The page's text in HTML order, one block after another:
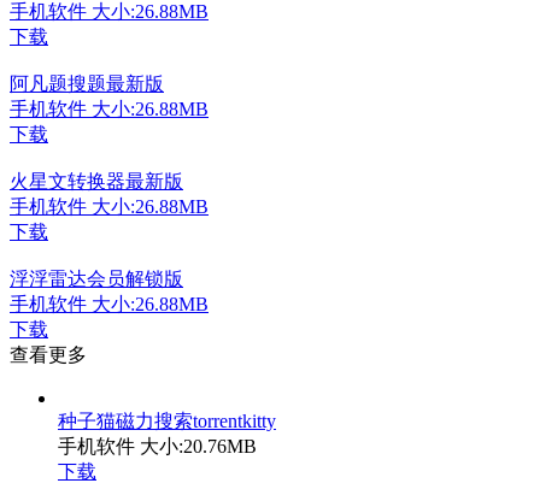
手机软件 大小:26.88MB
下载
阿凡题搜题最新版
手机软件 大小:26.88MB
下载
火星文转换器最新版
手机软件 大小:26.88MB
下载
浮浮雷达会员解锁版
手机软件 大小:26.88MB
下载
查看更多
种子猫磁力搜索torrentkitty
手机软件 大小:20.76MB
下载